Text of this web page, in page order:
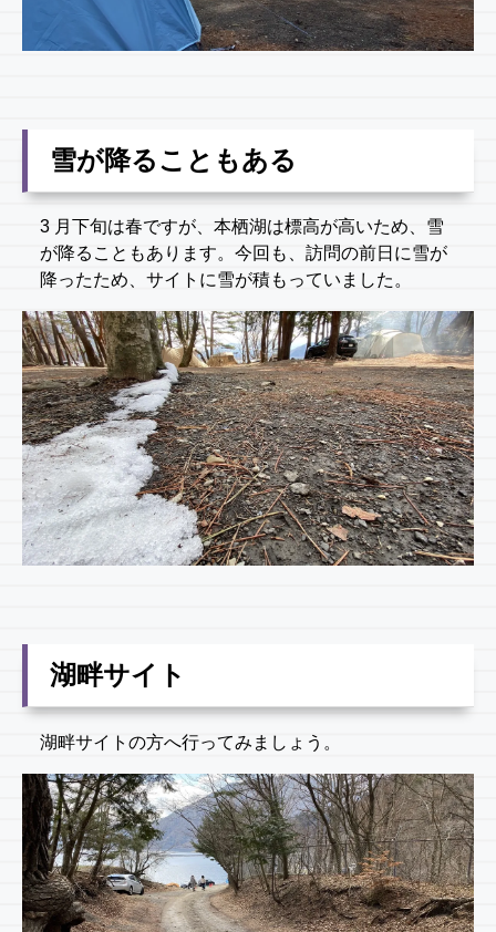
雪が降ることもある
3 月下旬は春ですが、本栖湖は標高が高いため、雪
が降ることもあります。今回も、訪問の前日に雪が
降ったため、サイトに雪が積もっていました。
湖畔サイト
湖畔サイトの方へ行ってみましょう。